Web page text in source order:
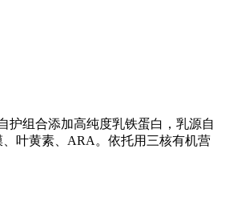
护组合添加高纯度乳铁蛋白，乳源自
叶黄素、ARA。依托用三核有机营